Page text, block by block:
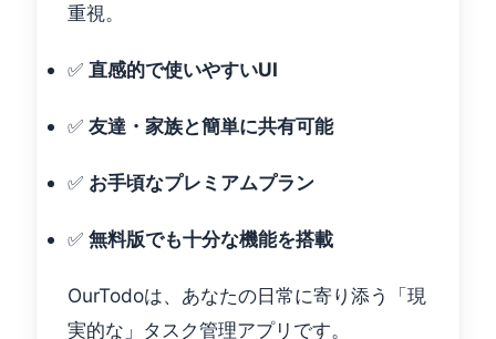
重視。
✅ 直感的で使いやすいUI
✅ 友達・家族と簡単に共有可能
✅ お手頃なプレミアムプラン
✅ 無料版でも十分な機能を搭載
OurTodoは、あなたの日常に寄り添う「現
実的な」タスク管理アプリです。